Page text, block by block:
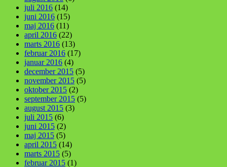
juli 2016 (14)
juni 2016 (15)
maj 2016 (11)
april 2016 (22)
marts 2016 (13)
februar 2016 (17)
januar 2016 (4)
december 2015 (5)
november 2015 (5)
oktober 2015 (2)
september 2015 (5)
august 2015 (3)
juli 2015 (6)
juni 2015 (2)
maj 2015 (5)
april 2015 (14)
marts 2015 (5)
februar 2015 (1)